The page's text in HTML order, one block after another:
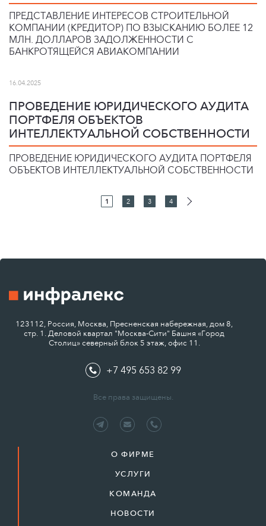
ПРЕДСТАВЛЕНИЕ ИНТЕРЕСОВ СТРОИТЕЛЬНОЙ
КОМПАНИИ (КРЕДИТОР) ПО ВЗЫСКАНИЮ БОЛЕЕ 12
МЛН. ДОЛЛАРОВ ЗАДОЛЖЕННОСТИ С
БАНКРОТЯЩЕЙСЯ АВИАКОМПАНИИ
16.04.2025
ПРОВЕДЕНИЕ ЮРИДИЧЕСКОГО АУДИТА
ПОРТФЕЛЯ ОБЪЕКТОВ
ИНТЕЛЛЕКТУАЛЬНОЙ СОБСТВЕННОСТИ
ПРОВЕДЕНИЕ ЮРИДИЧЕСКОГО АУДИТА ПОРТФЕЛЯ
ОБЪЕКТОВ ИНТЕЛЛЕКТУАЛЬНОЙ СОБСТВЕННОСТИ
1 2 3 4
123112, Россия, Москва, Пресненская набережная, дом 8,
стр. 1. Деловой квартал "Москва-Сити" Башня «Город
Столиц» северный блок 5 этаж, офис 11.
+7 495 653 82 99
Все права защищены.
О ФИРМЕ
УСЛУГИ
КОМАНДА
НОВОСТИ